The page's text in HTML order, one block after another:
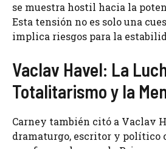
se muestra hostil hacia la
Esta tensión no es solo una
implica riesgos para la
Vaclav Havel: La
Totalitarismo y la
Carney también citó a Vaclav
dramaturgo, escritor y político